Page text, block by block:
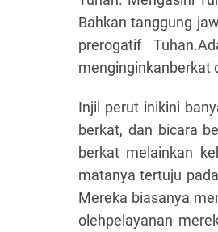
Bahkan tanggung
prerogatif
menginginkanberkat
Injil perut inikini
berkat, dan bicara
berkat melainkan
matanya tertuju
Mereka biasanya
olehpelayanan